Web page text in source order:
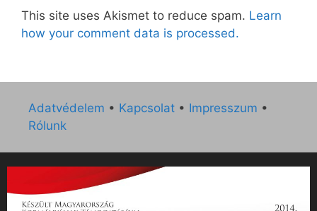
This site uses Akismet to reduce spam. Learn
how your comment data is processed.
Adatvédelem • Kapcsolat • Impresszum •
Rólunk